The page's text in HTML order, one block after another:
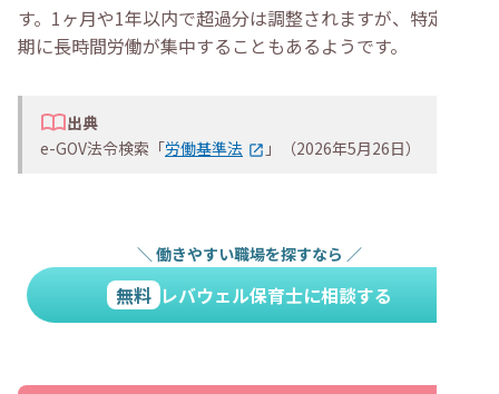
す。1ヶ月や1年以内で超過分は調整されますが、特定の時
期に長時間労働が集中することもあるようです。
出典
e-GOV法令検索「労働基準法 」（2026年5月26日）
＼ 働きやすい職場を探すなら ／
無料 レバウェル保育士に相談する